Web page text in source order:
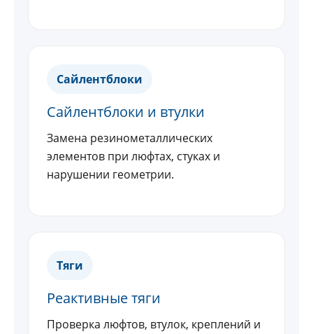
Сайлентблоки
Сайлентблоки и втулки
Замена резинометаллических
элементов при люфтах, стуках и
нарушении геометрии.
Тяги
Реактивные тяги
Проверка люфтов, втулок, креплений и